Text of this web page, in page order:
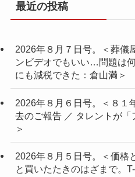
最近の投稿
2026年８月７日号。＜葬儀
ンビデオでもいい…問題は
にも減税できた：倉山満＞
2026年８月６日号。＜８１
去のご報告 ／ タレントが
＞
2026年８月５日号。＜価格
と買いたたきのはざまで。T-